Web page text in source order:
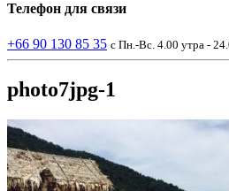
Телефон для связи
+66 90 130 85 35 с Пн.-Вс. 4.00 утра -
photo7jpg-1